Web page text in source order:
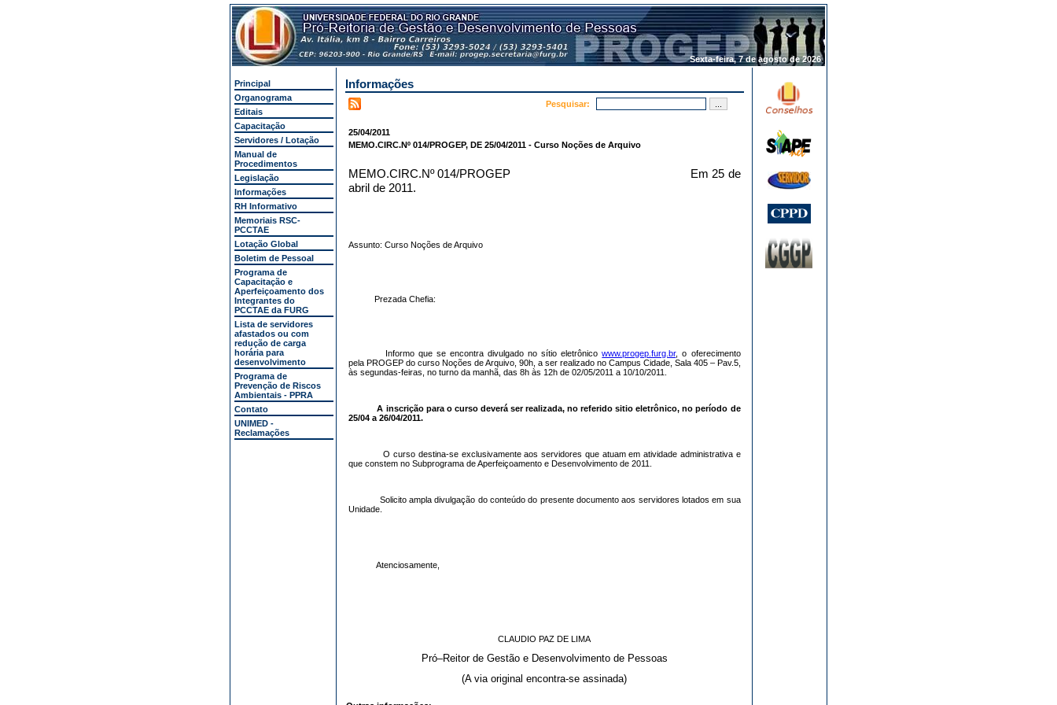
Sexta-feira, 7 de agosto de 2026.
Principal
Organograma
Editais
Capacitação
Servidores / Lotação
Manual de
Procedimentos
Legislação
Informações
RH Informativo
Memoriais RSC-
PCCTAE
Lotação Global
Boletim de Pessoal
Programa de
Capacitação e
Aperfeiçoamento dos
Integrantes do
PCCTAE da FURG
Lista de servidores
afastados ou com
redução de carga
horária para
desenvolvimento
Programa de
Prevenção de Riscos
Ambientais - PPRA
Contato
UNIMED -
Reclamações
Informações
Pesquisar:
25/04/2011
MEMO.CIRC.Nº 014/PROGEP, DE 25/04/2011 - Curso Noções de Arquivo
MEMO.CIRC.Nº 014/PROGEP
Em 25 de
abril de 2011.
Assunto: Curso Noções de Arquivo
Prezada Chefia:
Informo que se encontra divulgado no sítio eletrônicowww.progep.furg.br, o oferecimento
pela PROGEP do curso Noções de Arquivo, 90h, a ser realizado no Campus Cidade, Sala 405 – Pav.5,
às segundas-feiras, no turno da manhã, das 8h às 12h de 02/05/2011 a 10/10/2011.
A inscrição para o curso deverá ser realizada, no referido sitio eletrônico, no período de
25/04 a 26/04/2011.
O curso destina-se exclusivamente aos servidores que atuam em atividade administrativa e
que constem no Subprograma de Aperfeiçoamento e Desenvolvimento de 2011.
Solicito ampla divulgação do conteúdo do presente documento aos servidores lotados em sua
Unidade.
Atenciosamente,
CLAUDIO PAZ DE LIMA
Pró–Reitor de Gestão e Desenvolvimento de Pessoas
(A via original encontra-se assinada)